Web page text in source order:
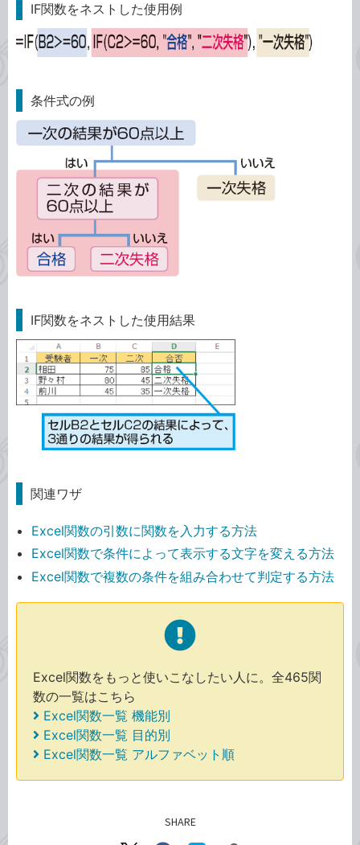
IF関数をネストした使用例
条件式の例
IF関数をネストした使用結果
関連ワザ
Excel関数の引数に関数を入力する方法
Excel関数で条件によって表示する文字を変える方法
Excel関数で複数の条件を組み合わせて判定する方法
Excel関数をもっと使いこなしたい人に。全465関
数の一覧はこちら
Excel関数一覧 機能別
Excel関数一覧 目的別
Excel関数一覧 アルファベット順
SHARE